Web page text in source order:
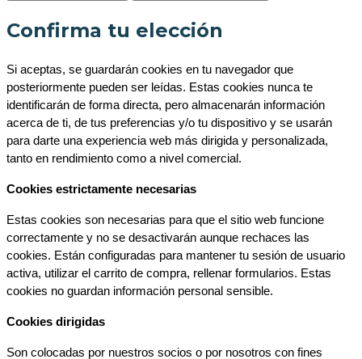
Confirma tu elección
Si aceptas, se guardarán cookies en tu navegador que
posteriormente pueden ser leídas. Estas cookies nunca te
identificarán de forma directa, pero almacenarán información
acerca de ti, de tus preferencias y/o tu dispositivo y se usarán
para darte una experiencia web más dirigida y personalizada,
tanto en rendimiento como a nivel comercial.
Cookies estrictamente necesarias
Estas cookies son necesarias para que el sitio web funcione
correctamente y no se desactivarán aunque rechaces las
cookies. Están configuradas para mantener tu sesión de usuario
activa, utilizar el carrito de compra, rellenar formularios. Estas
cookies no guardan información personal sensible.
Cookies dirigidas
Son colocadas por nuestros socios o por nosotros con fines